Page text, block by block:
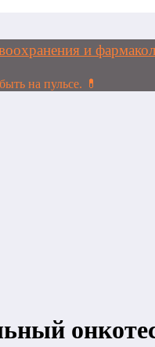
и
на пульсе. 💊